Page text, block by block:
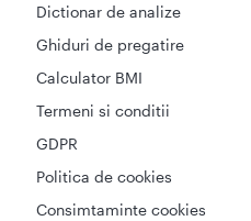
Dictionar de analize
Ghiduri de pregatire
Calculator BMI
Termeni si conditii
GDPR
Politica de cookies
Consimtaminte cookies